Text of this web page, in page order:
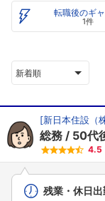
転職後のギ
1件
新着順
[新日本住設（株
総務 50代
4.5
残業・休日出